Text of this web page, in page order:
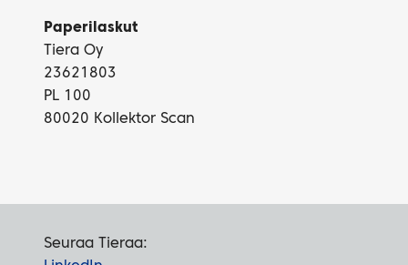
Paperilaskut
Tiera Oy
23621803
PL 100
80020 Kollektor Scan
Seuraa Tieraa: